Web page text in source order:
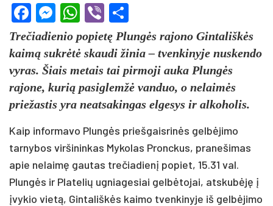
Facebook
Messenger
WhatsApp
Viber
Trečiadienio popietę Plungės rajono Gintališkės
kaimą sukrėtė skaudi žinia – tvenkinyje nuskendo
vyras. Šiais metais tai pirmoji auka Plungės
rajone, kurią pasiglemžė vanduo, o nelaimės
priežastis yra neatsakingas elgesys ir alkoholis.
Kaip informavo Plungės priešgaisrinės gelbėjimo
tarnybos viršininkas Mykolas Pronckus, pranešimas
apie nelaimę gautas trečiadienį popiet, 15.31 val.
Plungės ir Platelių ugniagesiai gelbėtojai, atskubėję į
įvykio vietą, Gintališkės kaimo tvenkinyje iš gelbėjimo